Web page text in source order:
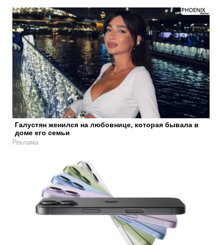
Галустян женился на любовнице, которая бывала в
доме его семьи
Реклама